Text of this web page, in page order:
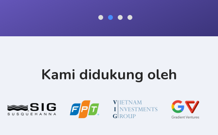
Kami didukung oleh